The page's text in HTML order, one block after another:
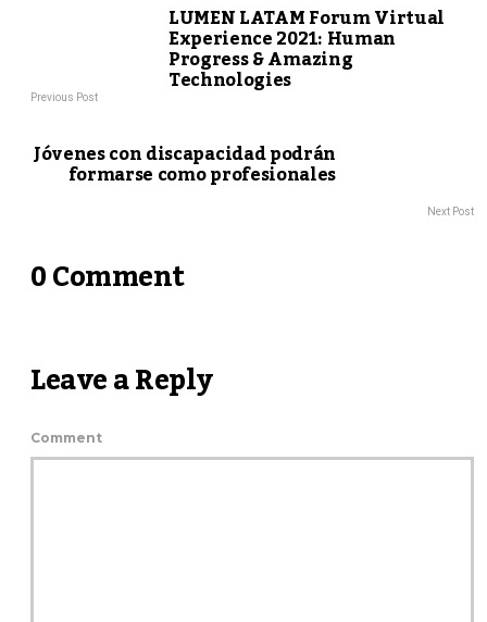
LUMEN LATAM Forum Virtual
Experience 2021: Human
Progress & Amazing
Technologies
Previous Post
Jóvenes con discapacidad podrán
formarse como profesionales
Next Post
0 Comment
Leave a Reply
Comment